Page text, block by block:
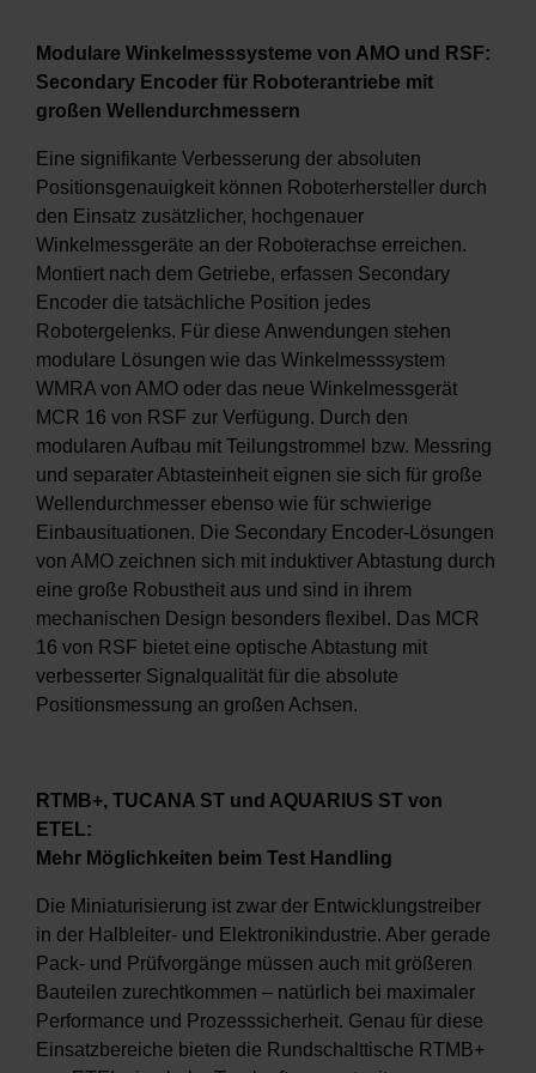
Modulare Winkelmesssysteme von AMO und RSF:
Secondary Encoder für Roboterantriebe mit
großen Wellendurchmessern
Eine signifikante Verbesserung der absoluten
Positionsgenauigkeit können Roboterhersteller durch
den Einsatz zusätzlicher, hochgenauer
Winkelmessgeräte an der Roboterachse erreichen.
Montiert nach dem Getriebe, erfassen Secondary
Encoder die tatsächliche Position jedes
Robotergelenks. Für diese Anwendungen stehen
modulare Lösungen wie das Winkelmesssystem
WMRA von AMO oder das neue Winkelmessgerät
MCR 16 von RSF zur Verfügung. Durch den
modularen Aufbau mit Teilungstrommel bzw. Messring
und separater Abtasteinheit eignen sie sich für große
Wellendurchmesser ebenso wie für schwierige
Einbausituationen. Die Secondary Encoder-Lösungen
von AMO zeichnen sich mit induktiver Abtastung durch
eine große Robustheit aus und sind in ihrem
mechanischen Design besonders flexibel. Das MCR
16 von RSF bietet eine optische Abtastung mit
verbesserter Signalqualität für die absolute
Positionsmessung an großen Achsen.
RTMB+, TUCANA ST und AQUARIUS ST von
ETEL:
Mehr Möglichkeiten beim Test Handling
Die Miniaturisierung ist zwar der Entwicklungstreiber
in der Halbleiter- und Elektronikindustrie. Aber gerade
Pack- und Prüfvorgänge müssen auch mit größeren
Bauteilen zurechtkommen – natürlich bei maximaler
Performance und Prozesssicherheit. Genau für diese
Einsatzbereiche bieten die Rundschalttische RTMB+